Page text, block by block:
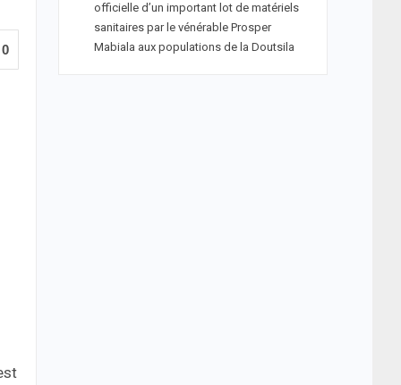
0
officielle d’un important lot de matériels
sanitaires par le vénérable Prosper
Mabiala aux populations de la Doutsila